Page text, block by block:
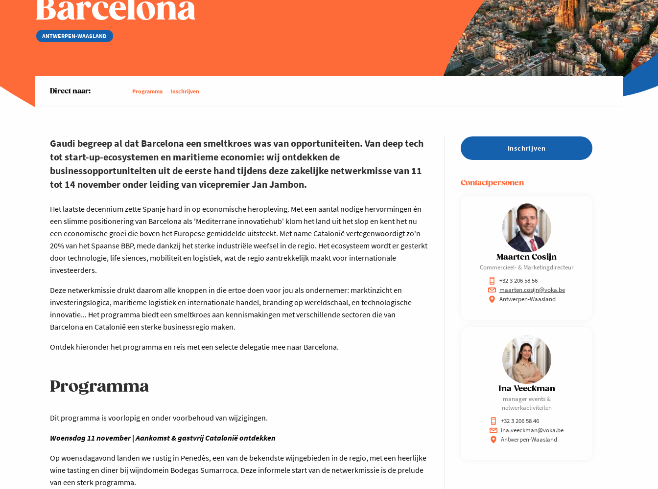
Barcelona
ANTWERPEN-WAASLAND
Direct naar: Programma Inschrijven
Gaudi begreep al dat Barcelona een smeltkroes was van opportuniteiten. Van deep tech
tot start-up-ecosystemen en maritieme economie: wij ontdekken de
businessopportuniteiten uit de eerste hand tijdens deze zakelijke netwerkmisse van 11
tot 14 november onder leiding van vicepremier Jan Jambon.
Het laatste decennium zette Spanje hard in op economische heropleving. Met een aantal nodige hervormingen én
een slimme positionering van Barcelona als 'Mediterrane innovatiehub' klom het land uit het slop en kent het nu
een economische groei die boven het Europese gemiddelde uitsteekt. Met name Catalonië vertegenwoordigt zo'n
20% van het Spaanse BBP, mede dankzij het sterke industriële weefsel in de regio. Het ecosysteem wordt er gesterkt
door technologie, life siences, mobiliteit en logistiek, wat de regio aantrekkelijk maakt voor internationale
investeerders.
Deze netwerkmissie drukt daarom alle knoppen in die ertoe doen voor jou als ondernemer: marktinzicht en
investeringslogica, maritieme logistiek en internationale handel, branding op wereldschaal, en technologische
innovatie... Het programma biedt een smeltkroes aan kennismakingen met verschillende sectoren die van
Barcelona en Catalonië een sterke businessregio maken.
Ontdek hieronder het programma en reis met een selecte delegatie mee naar Barcelona.
Programma
Dit programma is voorlopig en onder voorbehoud van wijzigingen.
Woensdag 11 november | Aankomst & gastvrij Catalonië ontdekken
Op woensdagavond landen we rustig in Penedès, een van de bekendste wijngebieden in de regio, met een heerlijke
wine tasting en diner bij wijndomein Bodegas Sumarroca. Deze informele start van de netwerkmissie is de prelude
van een sterk programma.
Inschrijven
Contactpersonen
Maarten Cosijn
Commercieel- & Marketingdirecteur
+32 3 206 58 56
maarten.cosijn@voka.be
Antwerpen-Waasland
Ina Veeckman
manager events &
netwerkactiviteiten
+32 3 206 58 46
ina.veeckman@voka.be
Antwerpen-Waasland